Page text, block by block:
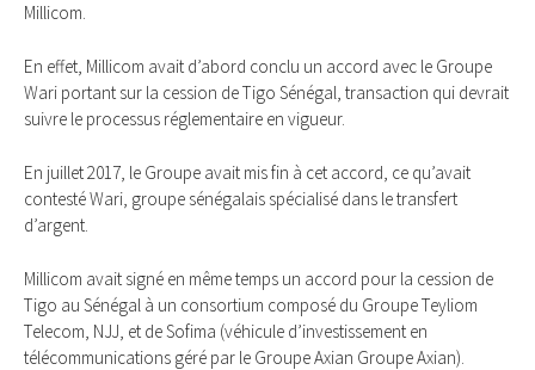
Millicom.
En effet, Millicom avait d’abord conclu un accord avec le Groupe
Wari portant sur la cession de Tigo Sénégal, transaction qui devrait
suivre le processus réglementaire en vigueur.
En juillet 2017, le Groupe avait mis fin à cet accord, ce qu’avait
contesté Wari, groupe sénégalais spécialisé dans le transfert
d’argent.
Millicom avait signé en même temps un accord pour la cession de
Tigo au Sénégal à un consortium composé du Groupe Teyliom
Telecom, NJJ, et de Sofima (véhicule d’investissement en
télécommunications géré par le Groupe Axian Groupe Axian).